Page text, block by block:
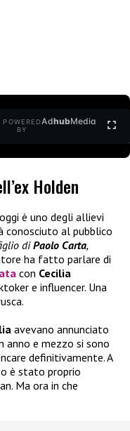
POWERED
BY
AdhubMedia
Holden
è uno degli allievi
conosciuto al pubblico
diPaolo Carta,
ha fatto parlare di
con Cecilia
e influencer. Una
avevano annunciato
anno e mezzo si sono
definitivamente. A
è stato proprio
Ma ora in che